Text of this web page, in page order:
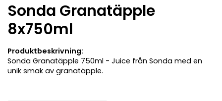
Sonda Granatäpple
8x750ml
Produktbeskrivning:
Sonda Granatäpple 750ml - Juice från Sonda med en
unik smak av granatäpple.